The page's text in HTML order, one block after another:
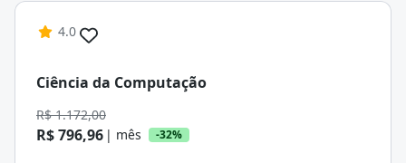
4.0
Ciência da Computação
R$ 1.172,00
R$ 796,96 | mês -32%